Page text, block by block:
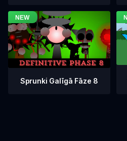
Sprunki Galīgā Fāze 8